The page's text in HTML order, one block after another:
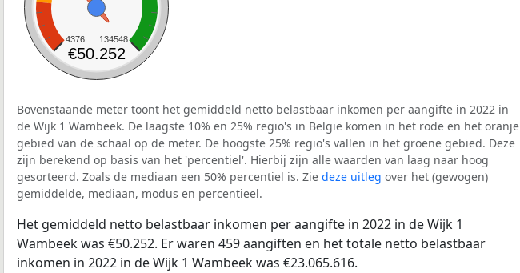
4376 134548
€50.252
Bovenstaande meter toont het gemiddeld netto belastbaar inkomen per aangifte in 2022 in
de Wijk 1 Wambeek. De laagste 10% en 25% regio's in België komen in het rode en het oranje
gebied van de schaal op de meter. De hoogste 25% regio's vallen in het groene gebied. Deze
zijn berekend op basis van het 'percentiel'. Hierbij zijn alle waarden van laag naar hoog
gesorteerd. Zoals de mediaan een 50% percentiel is. Zie deze uitleg over het (gewogen)
gemiddelde, mediaan, modus en percentieel.
Het gemiddeld netto belastbaar inkomen per aangifte in 2022 in de Wijk 1
Wambeek was €50.252. Er waren 459 aangiften en het totale netto belastbaar
inkomen in 2022 in de Wijk 1 Wambeek was €23.065.616.